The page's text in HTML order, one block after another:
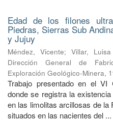
Edad de los filones
Piedras, Sierras Sub
y Jujuy
Méndez, Vicente;Villar,
Dirección General de
Exploración Geológico-Minera,
Trabajo presentado en el VI
donde se registra la
en las limolitas arcillosas de la
situados en las nacientes del ...